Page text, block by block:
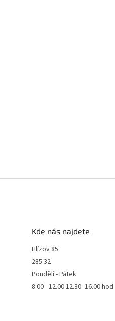
Kde nás najdete
Hlízov 85
285 32
Pondělí - Pátek
8.00 - 12.00 12.30 -16.00 hod